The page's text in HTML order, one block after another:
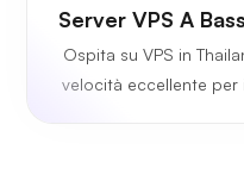
Server VPS A
Ospita su VPS in
velocità eccellente